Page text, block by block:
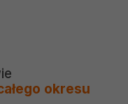
okresu